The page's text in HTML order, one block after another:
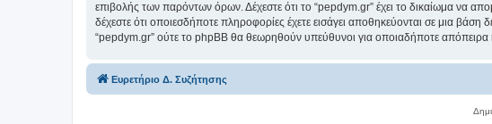
επιβολής των παρόντων όρων. Δέχεστε ότι το “pepdym.gr” έχει το δικαίωμα να
δέχεστε ότι οποιεσδήποτε πληροφορίες έχετε εισάγει αποθηκεύονται σε μια
“pepdym.gr” ούτε το phpBB θα θεωρηθούν υπεύθυνοι για οποιαδήποτε
Ευρετήριο Δ. Συζήτησης